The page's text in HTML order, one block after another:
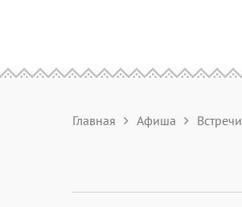
Главная Афиша Встречи